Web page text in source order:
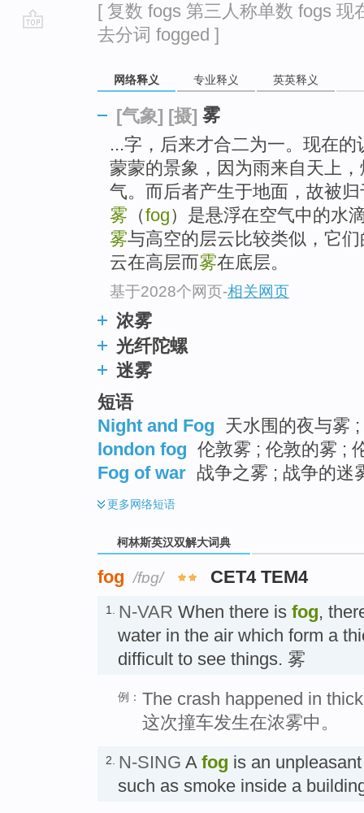
[ 复数 fogs 第三人称单数 fogs 现
去分词 fogged ]
网络释义 专业释义 英英释义
[气象] [摄] 雾
...字，后来才合二为一。现在
蒙蒙的景象，因为雨来自天上
气。而后者产生于地面，故被
雾 （fog）是悬浮在空气中的水
雾与高空的层云比较类似，它
云在高层而雾在底层。
基于2028个网页-相关网页
浓雾
光纤陀螺
迷雾
短语
Night and Fog 天水围的夜与雾
london fog 伦敦雾 ; 伦敦的雾 ;
Fog of war 战争之雾 ; 战争的迷
更多网络短语
柯林斯英汉双解大词典
fog /fɒɡ/ CET4 TEM4
1. N-VAR When there is fog,
water in the air which form a
difficult to see things. 雾
例： The crash happened in
这次撞车发生在浓雾中。
2. N-SING A fog is an
such as smoke inside a